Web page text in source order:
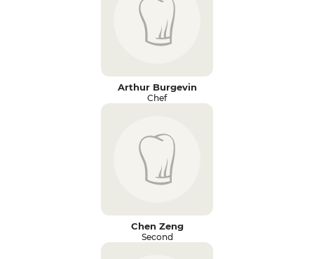
Arthur Burgevin
Chef
Chen Zeng
Second